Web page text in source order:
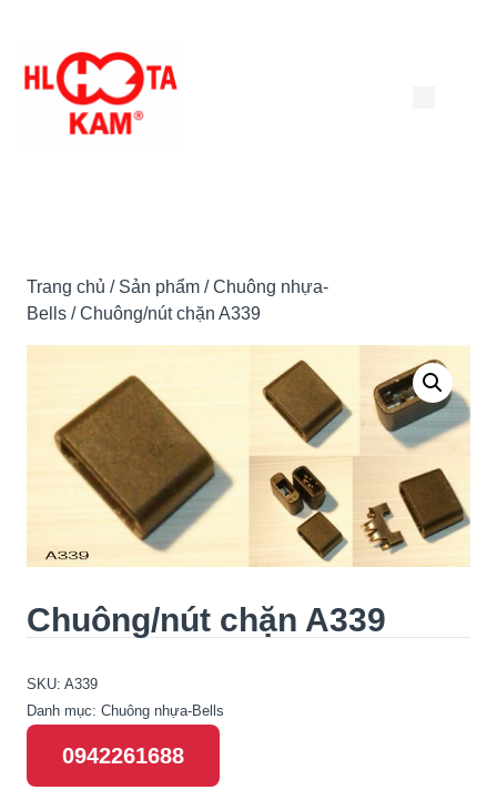
đến
Trang chủ / Sản phẩm /Chuông nhựa-
Bells / Chuông/nút chặn A339
Chuông/nút chặn A339
SKU: A339
Danh mục: Chuông nhựa-Bells
0942261688